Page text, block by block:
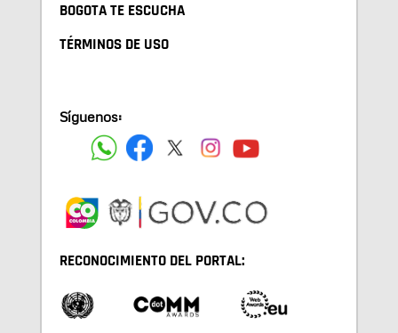
BOGOTA TE ESCUCHA
TÉRMINOS DE USO
Síguenos:
RECONOCIMIENTO DEL PORTAL: